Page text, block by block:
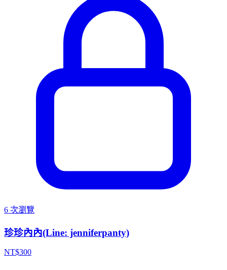
6 次瀏覽
珍珍內內(Line: jenniferpanty)
NT$300